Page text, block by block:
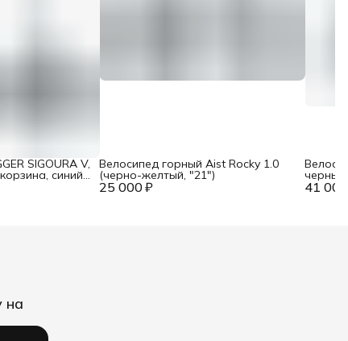
SIGOURA V,
синий-
25 000 ₽
Велосипед горный Aist Rocky 1.0
(черно-желтый, "21")
41
на